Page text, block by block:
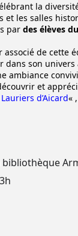
la
les salles
par des élèves
associé de
dans son
ambiance
et
d’Aicard«
bibliothèque